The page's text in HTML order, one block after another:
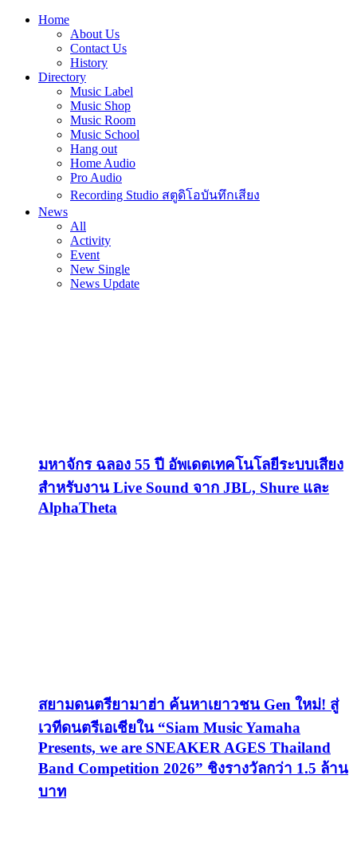
Home
About Us
Contact Us
History
Directory
Music Label
Music Shop
Music Room
Music School
Hang out
Home Audio
Pro Audio
Recording Studio สตูดิโอบันทึกเสียง
News
All
Activity
Event
New Single
News Update
มหาจักร ฉลอง 55 ปี อัพเดตเทคโนโลยีระบบเสียง
สำหรับงาน Live Sound จาก JBL, Shure และ
AlphaTheta
สยามดนตรียามาฮ่า ค้นหาเยาวชน Gen ใหม่! สู่
เวทีดนตรีเอเชียใน “Siam Music Yamaha
Presents, we are SNEAKER AGES Thailand
Band Competition 2026” ชิงรางวัลกว่า 1.5 ล้าน
บาท